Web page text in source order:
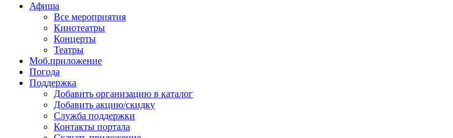
Афиша
Все мероприятия
Кинотеатры
Концерты
Театры
Моб.приложение
Погода
Поддержка
Добавить организацию в каталог
Добавить акцию/скидку
Служба поддержки
Контакты портала